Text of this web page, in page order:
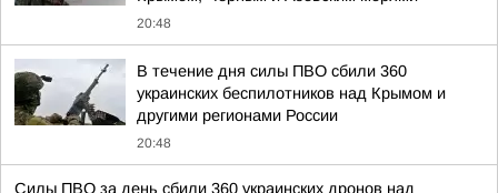
20:48
В течение дня силы ПВО сбили 360
украинских беспилотников над Крымом и
другими регионами России
20:48
Силы ПВО за день сбили 360 украинских дронов над